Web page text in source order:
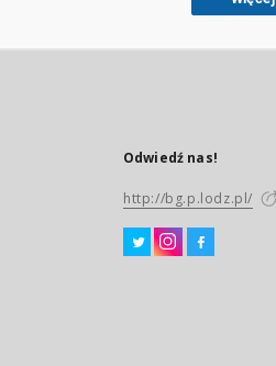
Odwiedź nas!
http://bg.p.lodz.pl/